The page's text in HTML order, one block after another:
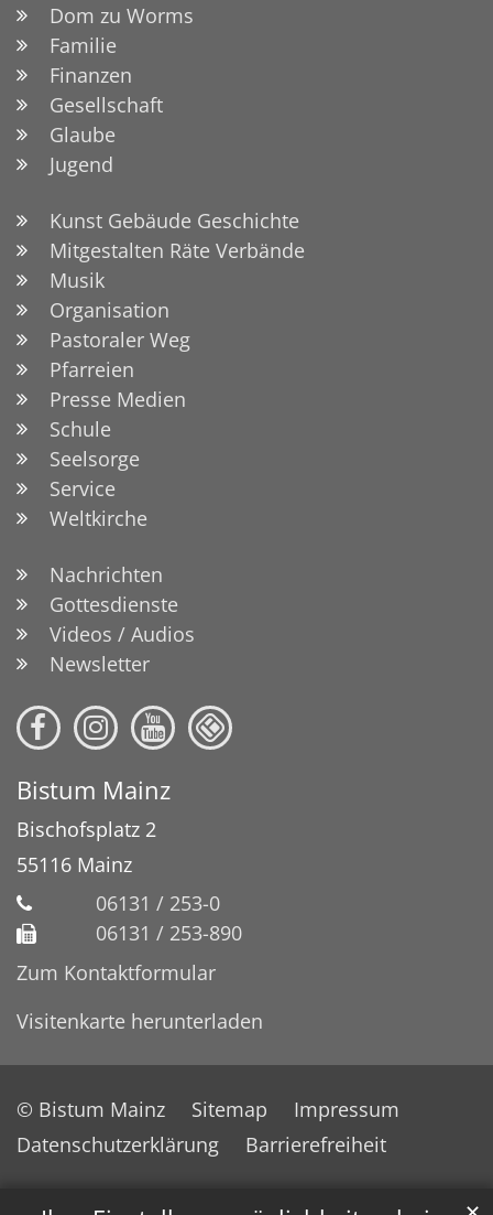
Dom zu Worms
Familie
Finanzen
Gesellschaft
Glaube
Jugend
Kunst Gebäude Geschichte
Mitgestalten Räte Verbände
Musik
Organisation
Pastoraler Weg
Pfarreien
Presse Medien
Schule
Seelsorge
Service
Weltkirche
Nachrichten
Gottesdienste
Videos / Audios
Newsletter
Bistum Mainz
Bischofsplatz 2
55116 Mainz
06131 / 253-0
06131 / 253-890
Zum Kontaktformular
Visitenkarte herunterladen
© Bistum Mainz Sitemap
Impressum
Datenschutzerklärung
Barrierefreiheit